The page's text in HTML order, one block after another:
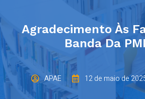
Agradecimento Às
Banda Da
APAE 12 de maio de